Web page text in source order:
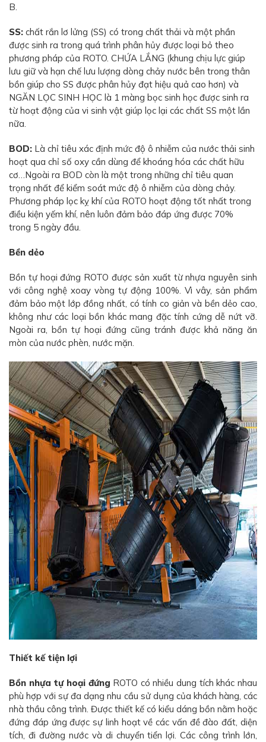
B.
SS: chất rắn lơ lửng (SS) có trong chất thải và một phần
được sinh ra trong quá trình phân hủy được loại bỏ theo
phương pháp của ROTO. CHỨA LẮNG (khung chịu lực giúp
lưu giữ và hạn chế lưu lượng dòng chảy nước bên trong thân
bồn giúp cho SS được phân hủy đạt hiệu quả cao hơn) và
NGĂN LỌC SINH HỌC là 1 màng bọc sinh học được sinh ra
từ hoạt động của vi sinh vật giúp lọc lại các chất SS một lần
nữa.
BOD: Là chỉ tiêu xác định mức độ ô nhiễm của nước thải sinh
hoạt qua chỉ số oxy cần dùng để khoáng hóa các chất hữu
cơ…Ngoài ra BOD còn là một trong những chỉ tiêu quan
trọng nhất để kiểm soát mức độ ô nhiễm của dòng chảy.
Phương pháp lọc kỵ khí của ROTO hoạt động tốt nhất trong
điều kiện yếm khí, nên luôn đảm bảo đáp ứng được 70%
trong 5 ngày đầu.
Bền dẻo
Bồn tự hoại đứng ROTO được sản xuất từ nhựa nguyên sinh
với công nghệ xoay vòng tự động 100%. Vì vây, sản phẩm
đảm bảo một lớp đồng nhất, có tính co giản và bền dẻo cao,
không như các loại bồn khác mang đặc tính cứng dễ nứt vỡ.
Ngoài ra, bồn tự hoại đứng cũng tránh được khả năng ăn
mòn của nước phèn, nước mặn.
Thiết kế tiện lợi
Bồn nhựa tự hoại đứng ROTO có nhiều dung tích khác nhau
phù hợp với sự đa dạng nhu cầu sử dụng của khách hàng, các
nhà thầu công trình. Được thiết kế có kiểu dáng bồn nằm hoặc
đứng đáp ứng được sự linh hoạt về các vấn đề đào đất, diện
tích, đi đường nước và di chuyển tiển lợi. Các công trình lớn,